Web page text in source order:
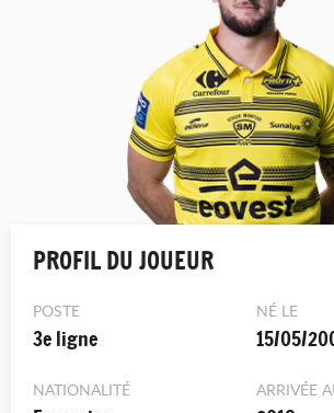
PROFIL DU JOUEUR
POSTE
3e ligne
NÉ LE
15/05/
NATIONALITÉ ARRIVÉE